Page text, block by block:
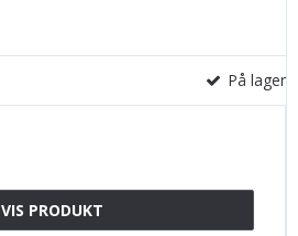
På lager
VIS PRODUKT